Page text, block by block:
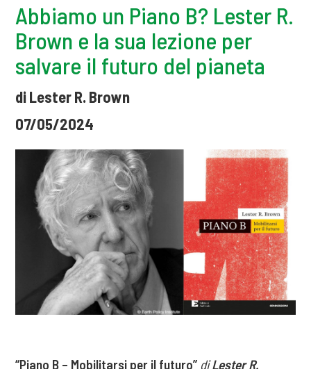
Abbiamo un Piano B? Lester R.
Brown e la sua lezione per
salvare il futuro del pianeta
di Lester R. Brown
07/05/2024
“Piano B – Mobilitarsi per il futuro” diLester R.